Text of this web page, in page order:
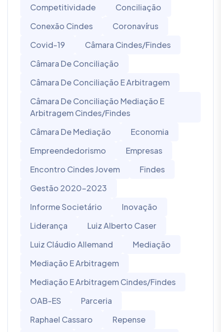
Competitividade
Conciliação
Conexão Cindes
Coronavírus
Covid-19
Câmara Cindes/Findes
Câmara De Conciliação
Câmara De Conciliação E Arbitragem
Câmara De Conciliação Mediação E
Arbitragem Cindes/Findes
Câmara De Mediação
Economia
Empreendedorismo
Empresas
Encontro Cindes Jovem
Findes
Gestão 2020-2023
Informe Societário
Inovação
Liderança
Luiz Alberto Caser
Luiz Cláudio Allemand
Mediação
Mediação E Arbitragem
Mediação E Arbitragem Cindes/Findes
OAB-ES
Parceria
Raphael Cassaro
Repense